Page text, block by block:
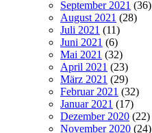
September 2021 (36)
August 2021 (28)
Juli 2021 (11)
Juni 2021 (6)
Mai 2021 (32)
April 2021 (23)
März 2021 (29)
Februar 2021 (32)
Januar 2021 (17)
Dezember 2020 (22)
November 2020 (24)